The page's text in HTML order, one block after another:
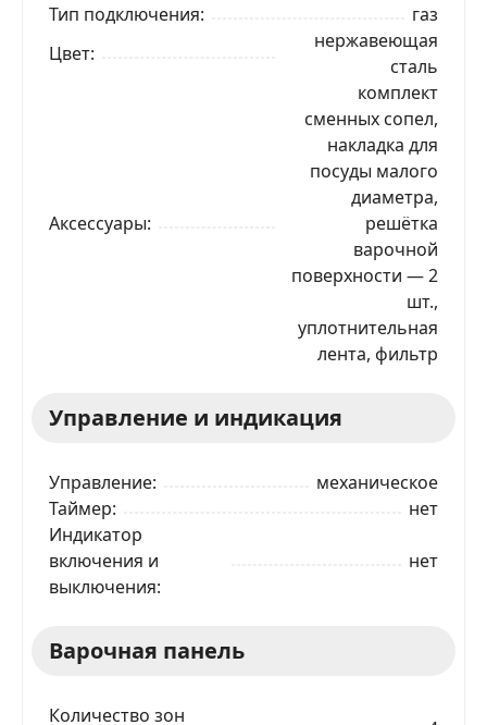
Тип подключения
газ
Цвет
нержавеющая
сталь
Аксессуары
комплект
сменных сопел,
накладка для
посуды малого
диаметра,
решётка
варочной
поверхности — 2
шт.,
уплотнительная
лента, фильтр
Управление и индикация
Управление
механическое
Таймер
нет
Индикатор
включения и
выключения
нет
Варочная панель
Количество зон